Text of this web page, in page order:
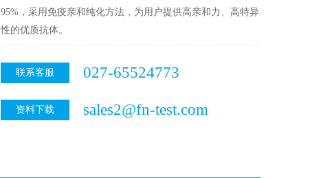
95%，采用免疫亲和纯化方法，为用户提供高亲和力、高特异
性的优质抗体。
联系客服 027-65524773
资料下载 sales2@fn-test.com